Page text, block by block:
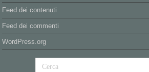
Feed dei contenuti
Feed dei commenti
WordPress.org